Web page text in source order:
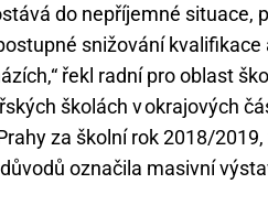
do nepříjemné situace,
snižování
řekl radní pro oblast
školách v okrajových
za školní rok 2018/
označila masivní